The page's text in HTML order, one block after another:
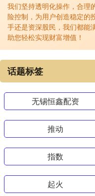
我们坚持透明化操作，合理
险控制，为用户创造稳定的
手还是资深股民，我们都能
助您轻松实现财富增值！
话题标签
无锡恒鑫配资
推动
指数
起火